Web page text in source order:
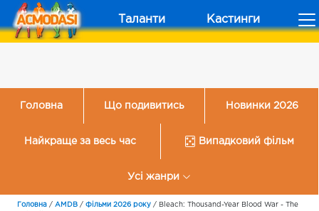
Таланти Кастинги
Головна Що подивитись Новинки 2026
Найкраще за весь час Випадковий фільм
Усі жанри
Головна / AMDB / Фільми 2026 року / Bleach: Thousand-Year Blood War - The